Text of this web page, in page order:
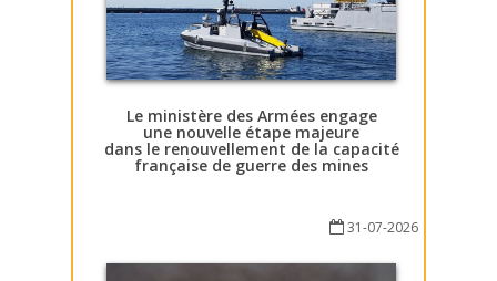
Le ministère des Armées engage
une nouvelle étape majeure
dans le renouvellement de la capacité
française de guerre des mines
31-07-2026